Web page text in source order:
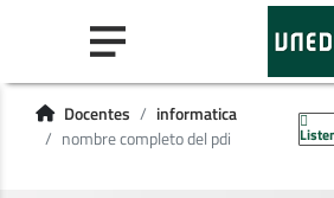
Docentes
informatica
nombre completo del pdi